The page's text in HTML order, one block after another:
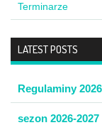
Terminarze
LATEST POSTS
Regulaminy
sezon 2026-2027